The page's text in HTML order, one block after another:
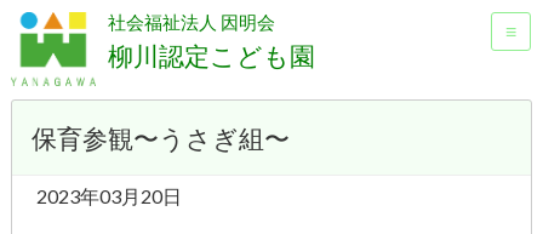
≡
社会福祉法人 因明会
柳川認定こども園
保育参観〜うさぎ組〜
2023年03月20日